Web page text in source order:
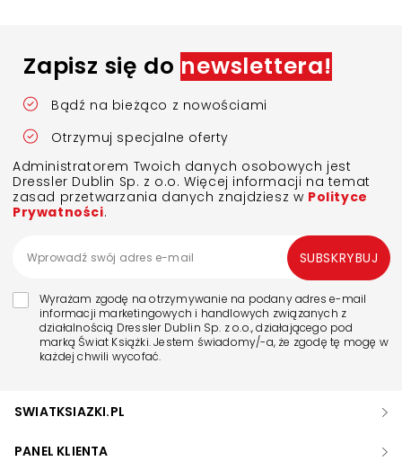
Zapisz się do newslettera!
Bądź na bieżąco z nowościami
Otrzymuj specjalne oferty
Administratorem Twoich danych osobowych jest
Dressler Dublin Sp. z o.o. Więcej informacji na temat
zasad przetwarzania danych znajdziesz w Polityce
Prywatności.
Wyrażam zgodę na otrzymywanie na podany adres e-mail
informacji marketingowych i handlowych związanych z
działalnością Dressler Dublin Sp. z o.o., działającego pod
marką Świat Książki. Jestem świadomy/-a, że zgodę tę mogę w
każdej chwili wycofać.
SUBSKRYBUJ
SWIATKSIAZKI.PL
PANEL KLIENTA